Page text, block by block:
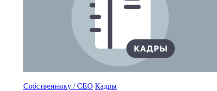
Собственнику / CEO Кадры